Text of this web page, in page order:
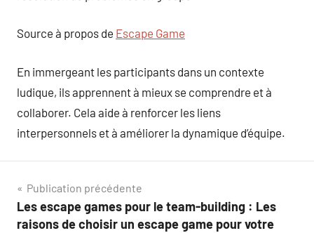
Source à propos de Escape Game
En immergeant les participants dans un contexte
ludique, ils apprennent à mieux se comprendre et à
collaborer. Cela aide à renforcer les liens
interpersonnels et à améliorer la dynamique d’équipe.
Navigation
de
Publication précédente
Les escape games pour le team-building : Les
raisons de choisir un escape game pour votre